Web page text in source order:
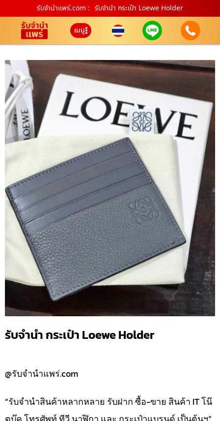
รับจํานําแพร่.com : รับจำนำ กระเป๋า Loewe Holder
เมนู
รับจำนำ กระเป๋า Loewe Holder
@รับจำนำแพร่.com
“รับจำนำสินค้าหลากหลาย รับฝาก ซื้อ-ขาย สินค้า IT โน๊